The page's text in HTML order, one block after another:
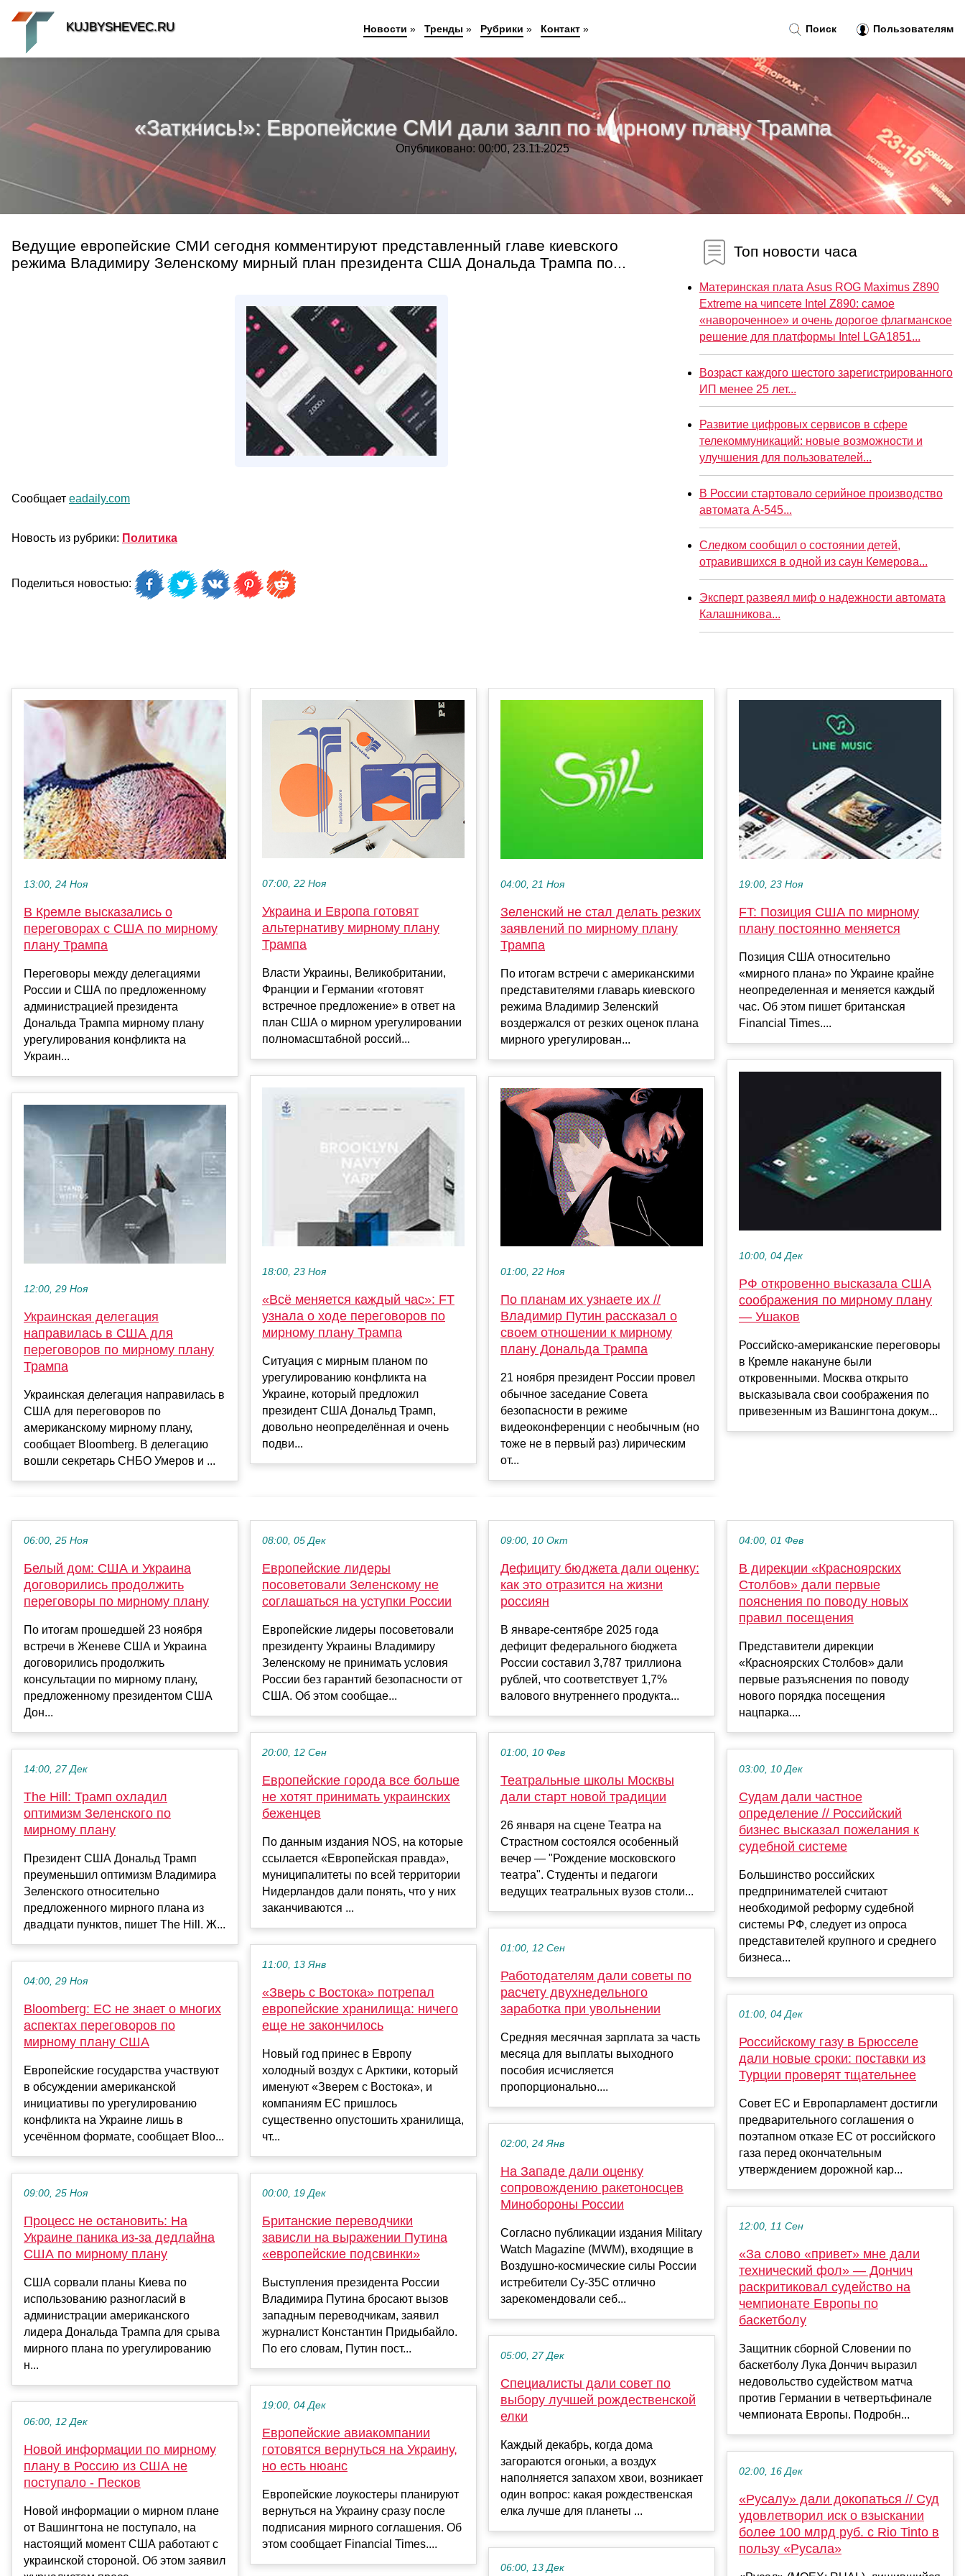
«Заткнись!»: Европейские СМИ дали залп по мирному плану Трампа
Опубликовано: 00:00, 23.11.2025
Ведущие европейские СМИ сегодня комментируют представленный главе киевского
режима Владимиру Зеленскому мирный план президента США Дональда Трампа по...
Сообщает eadaily.com
Новость из рубрики: Политика
Поделиться новостью:
Топ новости часа
Материнская плата Asus ROG Maximus Z890
Extreme на чипсете Intel Z890: самое
«навороченное» и очень дорогое флагманское
решение для платформы Intel LGA1851...
Возраст каждого шестого зарегистрированного
ИП менее 25 лет...
Развитие цифровых сервисов в сфере
телекоммуникаций: новые возможности и
улучшения для пользователей...
В России стартовало серийное производство
автомата А-545...
Следком сообщил о состоянии детей,
отравившихся в одной из саун Кемерова...
Эксперт развеял миф о надежности автомата
Калашникова...
13:00, 24 Ноя
В Кремле высказались о
переговорах с США по мирному
плану Трампа
Переговоры между делегациями
России и США по предложенному
администрацией президента
Дональда Трампа мирному плану
урегулирования конфликта на
Украин...
12:00, 29 Ноя
Украинская делегация
направилась в США для
переговоров по мирному плану
Трампа
Украинская делегация направилась в
США для переговоров по
американскому мирному плану,
сообщает Bloomberg. В делегацию
вошли секретарь СНБО Умеров и ...
07:00, 22 Ноя
Украина и Европа готовят
альтернативу мирному плану
Трампа
Власти Украины, Великобритании,
Франции и Германии «готовят
встречное предложение» в ответ на
план США о мирном урегулировании
полномасштабной россий...
18:00, 23 Ноя
«Всё меняется каждый час»: FT
узнала о ходе переговоров по
мирному плану Трампа
Ситуация с мирным планом по
урегулированию конфликта на
Украине, который предложил
президент США Дональд Трамп,
довольно неопределённая и очень
подви...
04:00, 21 Ноя
Зеленский не стал делать резких
заявлений по мирному плану
Трампа
По итогам встречи с американскими
представителями главарь киевского
режима Владимир Зеленский
воздержался от резких оценок плана
мирного урегулирован...
01:00, 22 Ноя
По планам их узнаете их //
Владимир Путин рассказал о
своем отношении к мирному
плану Дональда Трампа
21 ноября президент России провел
обычное заседание Совета
безопасности в режиме
видеоконференции с необычным (но
тоже не в первый раз) лирическим
от...
19:00, 23 Ноя
FT: Позиция США по мирному
плану постоянно меняется
Позиция США относительно
«мирного плана» по Украине крайне
неопределенная и меняется каждый
час. Об этом пишет британская
Financial Times....
10:00, 04 Дек
РФ откровенно высказала США
соображения по мирному плану
— Ушаков
Российско-американские переговоры
в Кремле накануне были
откровенными. Москва открыто
высказывала свои соображения по
привезенным из Вашингтона докум...
06:00, 25 Ноя
Белый дом: США и Украина
договорились продолжить
переговоры по мирному плану
По итогам прошедшей 23 ноября
встречи в Женеве США и Украина
договорились продолжить
консультации по мирному плану,
предложенному президентом США
Дон...
14:00, 27 Дек
The Hill: Трамп охладил
оптимизм Зеленского по
мирному плану
Президент США Дональд Трамп
преуменьшил оптимизм Владимира
Зеленского относительно
предложенного мирного плана из
двадцати пунктов, пишет The Hill. Ж...
04:00, 29 Ноя
Bloomberg: ЕС не знает о многих
аспектах переговоров по
мирному плану США
Европейские государства участвуют
в обсуждении американской
инициативы по урегулированию
конфликта на Украине лишь в
усечённом формате, сообщает Bloo...
09:00, 25 Ноя
Процесс не остановить: На
Украине паника из-за дедлайна
США по мирному плану
США сорвали планы Киева по
использованию разногласий в
администрации американского
лидера Дональда Трампа для срыва
мирного плана по урегулированию
н...
06:00, 12 Дек
Новой информации по мирному
плану в Россию из США не
поступало - Песков
Новой информации о мирном плане
от Вашингтона не поступало, на
настоящий момент США работают с
украинской стороной. Об этом заявил
08:00, 05 Дек
Европейские лидеры
посоветовали Зеленскому не
соглашаться на уступки России
Европейские лидеры посоветовали
президенту Украины Владимиру
Зеленскому не принимать условия
России без гарантий безопасности от
США. Об этом сообщае...
20:00, 12 Сен
Европейские города все больше
не хотят принимать украинских
беженцев
По данным издания NOS, на которые
ссылается «Европейская правда»,
муниципалитеты по всей территории
Нидерландов дали понять, что у них
заканчиваются ...
11:00, 13 Янв
«Зверь с Востока» потрепал
европейские хранилища: ничего
еще не закончилось
Новый год принес в Европу
холодный воздух с Арктики, который
именуют «Зверем с Востока», и
компаниям ЕС пришлось
существенно опустошить хранилища,
чт...
00:00, 19 Дек
Британские переводчики
зависли на выражении Путина
«европейские подсвинки»
Выступления президента России
Владимира Путина бросают вызов
западным переводчикам, заявил
журналист Константин Придыбайло.
По его словам, Путин пост...
19:00, 04 Дек
Европейские авиакомпании
готовятся вернуться на Украину,
но есть нюанс
Европейские лоукостеры планируют
вернуться на Украину сразу после
подписания мирного соглашения. Об
этом сообщает Financial Times....
09:00, 10 Окт
Дефициту бюджета дали оценку:
как это отразится на жизни
россиян
В январе-сентябре 2025 года
дефицит федерального бюджета
России составил 3,787 триллиона
рублей, что соответствует 1,7%
валового внутреннего продукта...
01:00, 10 Фев
Театральные школы Москвы
дали старт новой традиции
26 января на сцене Театра на
Страстном состоялся особенный
вечер — "Рождение московского
театра". Студенты и педагоги
ведущих театральных вузов столи...
01:00, 12 Сен
Работодателям дали советы по
расчету двухнедельного
заработка при увольнении
Средняя месячная зарплата за часть
месяца для выплаты выходного
пособия исчисляется
пропорционально....
02:00, 24 Янв
На Западе дали оценку
сопровождению ракетоносцев
Минобороны России
Согласно публикации издания Military
Watch Magazine (MWM), входящие в
Воздушно-космические силы России
истребители Су-35С отлично
зарекомендовали себ...
05:00, 27 Дек
Специалисты дали совет по
выбору лучшей рождественской
елки
Каждый декабрь, когда дома
загораются огоньки, а воздух
наполняется запахом хвои, возникает
один вопрос: какая рождественская
елка лучше для планеты ...
06:00, 13 Дек
04:00, 01 Фев
В дирекции «Красноярских
Столбов» дали первые
пояснения по поводу новых
правил посещения
Представители дирекции
«Красноярских Столбов» дали
первые разъяснения по поводу
нового порядка посещения
нацпарка....
03:00, 10 Дек
Судам дали частное
определение // Российский
бизнес высказал пожелания к
судебной системе
Большинство российских
предпринимателей считают
необходимой реформу судебной
системы РФ, следует из опроса
представителей крупного и среднего
бизнеса...
01:00, 04 Дек
Российскому газу в Брюсселе
дали новые сроки: поставки из
Турции проверят тщательнее
Совет ЕС и Европарламент достигли
предварительного соглашения о
поэтапном отказе ЕС от российского
газа перед окончательным
утверждением дорожной кар...
12:00, 11 Сен
«За слово «привет» мне дали
технический фол» — Дончич
раскритиковал судейство на
чемпионате Европы по
баскетболу
Защитник сборной Словении по
баскетболу Лука Дончич выразил
недовольство судейством матча
против Германии в четвертьфинале
чемпионата Европы. Подробн...
02:00, 16 Дек
«Русалу» дали докопаться // Суд
удовлетворил иск о взыскании
более 100 млрд руб. с Rio Tinto в
пользу «Русала»
Поиск Пользователям
KUJBYSHEVEC.RU Новости » Тренды » Рубрики » Контакт»